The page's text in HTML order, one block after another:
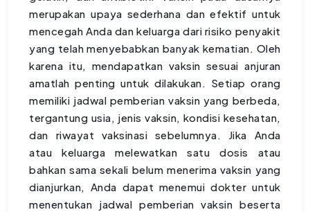
merupakan upaya sederhana dan efektif untuk
mencegah Anda dan keluarga dari risiko penyakit
yang telah menyebabkan banyak kematian. Oleh
karena itu, mendapatkan vaksin sesuai anjuran
amatlah penting untuk dilakukan. Setiap orang
memiliki jadwal pemberian vaksin yang berbeda,
tergantung usia, jenis vaksin, kondisi kesehatan,
dan riwayat vaksinasi sebelumnya. Jika Anda
atau keluarga melewatkan satu dosis atau
bahkan sama sekali belum menerima vaksin yang
dianjurkan, Anda dapat menemui dokter untuk
menentukan jadwal pemberian vaksin beserta